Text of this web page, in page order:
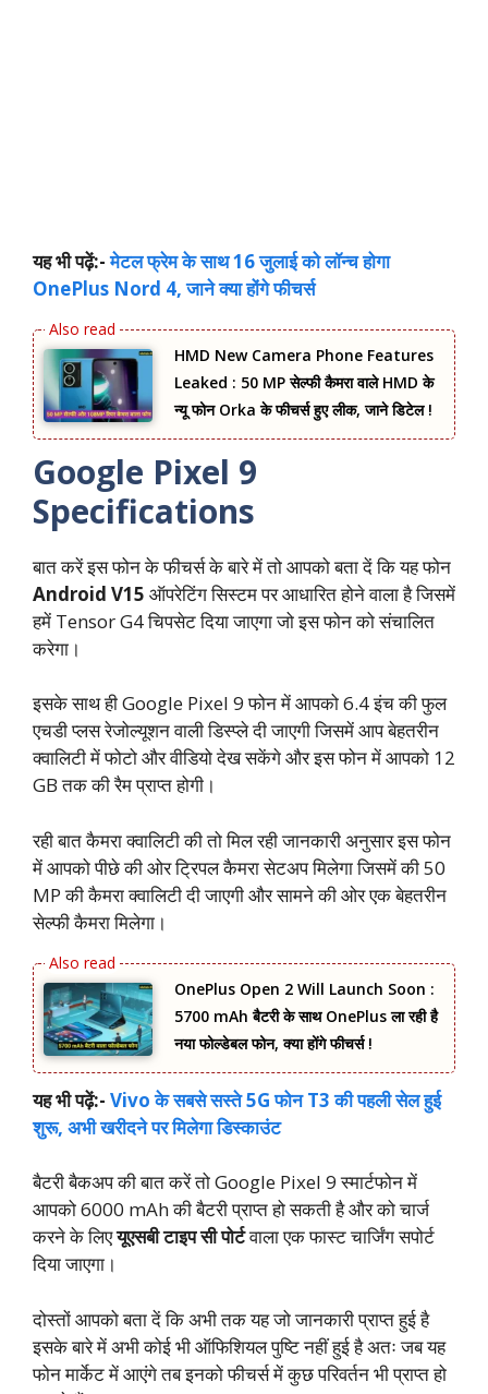
यह भी पढ़ें:-मेटल फ्रेम के साथ 16 जुलाई को लॉन्च होगा
OnePlus Nord 4, जाने क्या होंगे फीचर्स
HMD New Camera Phone Features
Leaked : 50 MP सेल्फी कैमरा वाले HMD के
न्यू फोन Orka के फीचर्स हुए लीक, जाने डिटेल !
Google Pixel 9
Specifications
बात करें इस फोन के फीचर्स के बारे में तो आपको बता दें कि यह फोन
Android V15 ऑपरेटिंग सिस्टम पर आधारित होने वाला है जिसमें
हमें Tensor G4 चिपसेट दिया जाएगा जो इस फोन को संचालित
करेगा।
इसके साथ ही Google Pixel 9 फोन में आपको 6.4 इंच की फुल
एचडी प्लस रेजोल्यूशन वाली डिस्प्ले दी जाएगी जिसमें आप बेहतरीन
क्वालिटी में फोटो और वीडियो देख सकेंगे और इस फोन में आपको 12
GB तक की रैम प्राप्त होगी।
रही बात कैमरा क्वालिटी की तो मिल रही जानकारी अनुसार इस फोन
में आपको पीछे की ओर ट्रिपल कैमरा सेटअप मिलेगा जिसमें की 50
MP की कैमरा क्वालिटी दी जाएगी और सामने की ओर एक बेहतरीन
सेल्फी कैमरा मिलेगा।
OnePlus Open 2 Will Launch Soon :
5700 mAh बैटरी के साथ OnePlus ला रही है
नया फोल्डेबल फोन, क्या होंगे फीचर्स !
यह भी पढ़ें:- Vivo के सबसे सस्ते 5G फोन T3 की पहली सेल हुई
शुरू, अभी खरीदने पर मिलेगा डिस्काउंट
बैटरी बैकअप की बात करें तो Google Pixel 9 स्मार्टफोन में
आपको 6000 mAh की बैटरी प्राप्त हो सकती है और को चार्ज
करने के लिएयूएसबी टाइप सी पोर्टवाला एक फास्ट चार्जिंग सपोर्ट
दिया जाएगा।
दोस्तों आपको बता दें कि अभी तक यह जो जानकारी प्राप्त हुई है
इसके बारे में अभी कोई भी ऑफिशियल पुष्टि नहीं हुई है अतः जब यह
फोन मार्केट में आएंगे तब इनको फीचर्स में कुछ परिवर्तन भी प्राप्त हो